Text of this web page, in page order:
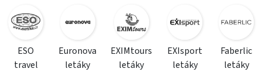
ESO
travel
Euronova
letáky
EXIMtours
letáky
EXIsport
letáky
Faberlic
letáky